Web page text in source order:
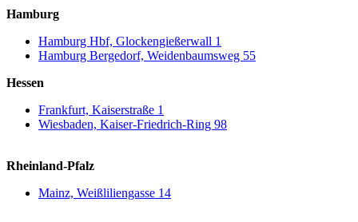
Hamburg
Hamburg Hbf, Glockengießerwall 1
Hamburg Bergedorf, Weidenbaumsweg 55
Hessen
Frankfurt, Kaiserstraße 1
Wiesbaden, Kaiser-Friedrich-Ring 98
Rheinland-Pfalz
Mainz, Weißliliengasse 14